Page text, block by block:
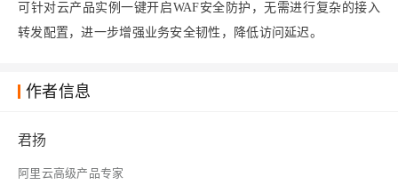
可针对云产品实例一键开启WAF安全防护，无需进行复杂的接入
转发配置，进一步增强业务安全韧性，降低访问延迟。
作者信息
君扬
阿里云高级产品专家